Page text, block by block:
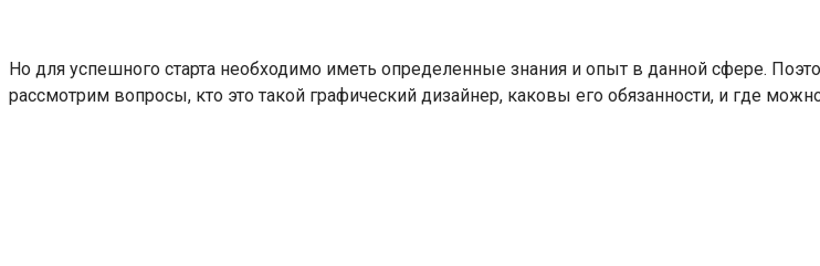
Но для успешного старта необходимо иметь определенные знания и опыт в данной сфере.
рассмотрим вопросы, кто это такой графический дизайнер, каковы его обязанности, и где